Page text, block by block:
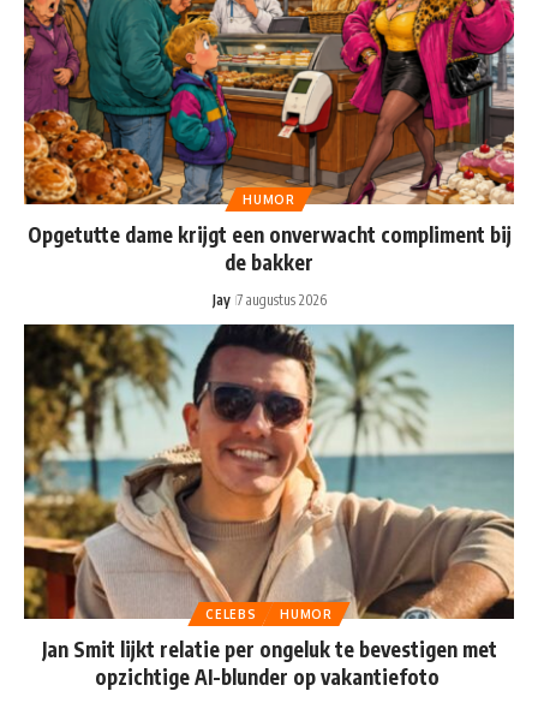
HUMOR
Opgetutte dame krijgt een onverwacht compliment bij
de bakker
Jay 7 augustus 2026
CELEBS HUMOR
Jan Smit lijkt relatie per ongeluk te bevestigen met
opzichtige AI-blunder op vakantiefoto